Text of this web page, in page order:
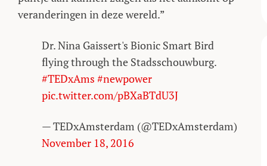
veranderingen in deze wereld.”
Dr. Nina Gaissert's Bionic Smart Bird
flying through the Stadsschouwburg.
#TEDxAms #newpower
pic.twitter.com/pBXaBTdU3J
— TEDxAmsterdam (@TEDxAmsterdam)
November 18, 2016